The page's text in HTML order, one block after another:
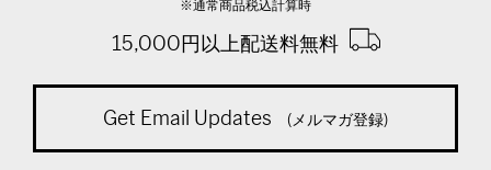
※通常商品税込計算時
15,000円以上配送料無料
Get Email Updates (メルマガ登録)